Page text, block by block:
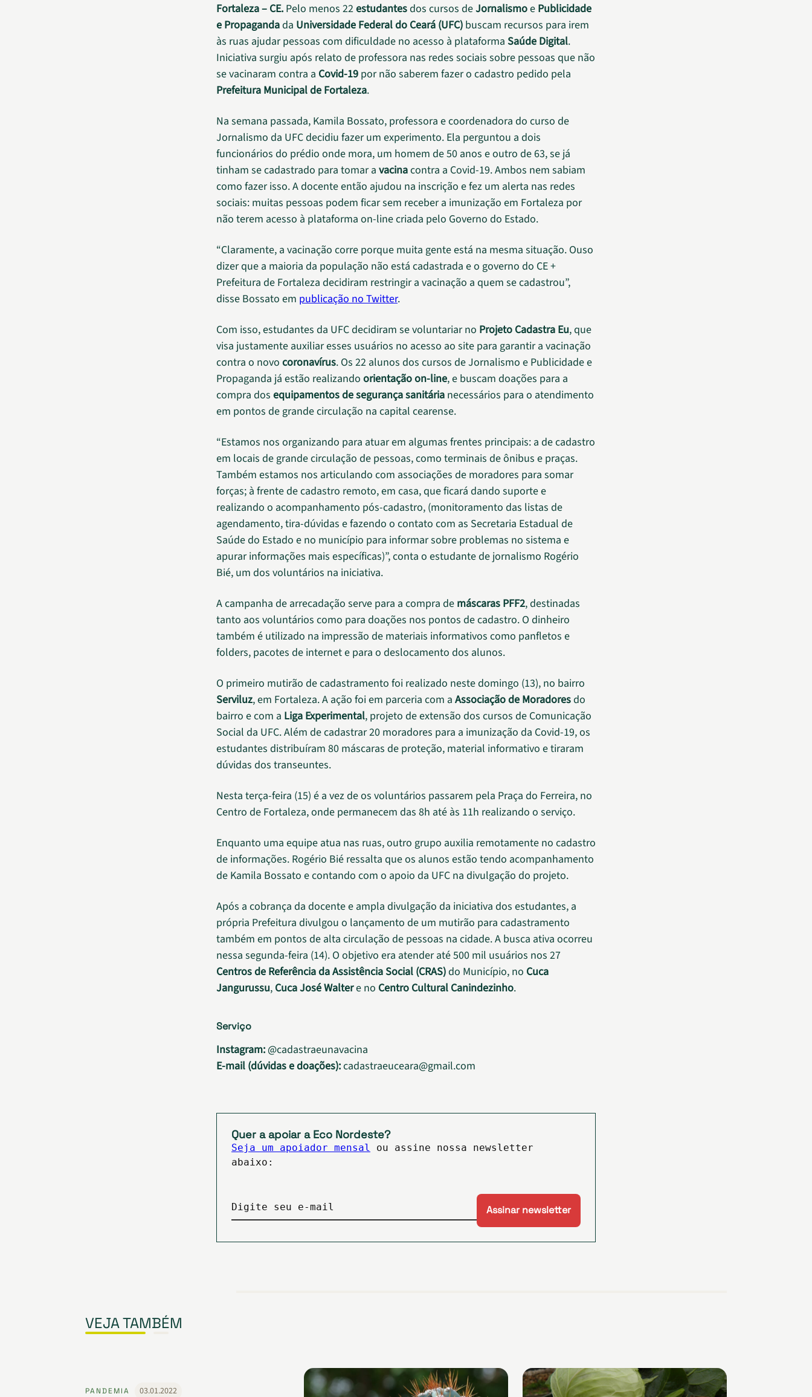
Fortaleza – CE. Pelo menos 22estudantesdos cursos deJornalismoe Publicidade
e Propagandada Universidade Federal do Ceará (UFC) buscam recursos para irem
às ruas ajudar pessoas com dificuldade no acesso à plataforma Saúde Digital.
Iniciativa surgiu após relato de professora nas redes sociais sobre pessoas que não
se vacinaram contra a Covid-19 por não saberem fazer o cadastro pedido pela
Prefeitura Municipal de Fortaleza.
Na semana passada, Kamila Bossato, professora e coordenadora do curso de
Jornalismo da UFC decidiu fazer um experimento. Ela perguntou a dois
funcionários do prédio onde mora, um homem de 50 anos e outro de 63, se já
tinham se cadastrado para tomar a vacinacontra a Covid-19. Ambos nem sabiam
como fazer isso. A docente então ajudou na inscrição e fez um alerta nas redes
sociais: muitas pessoas podem ficar sem receber a imunização em Fortaleza por
não terem acesso à plataforma on-line criada pelo Governo do Estado.
“Claramente, a vacinação corre porque muita gente está na mesma situação. Ouso
dizer que a maioria da população não está cadastrada e o governo do CE +
Prefeitura de Fortaleza decidiram restringir a vacinação a quem se cadastrou”,
disse Bossato em publicação no Twitter.
Com isso, estudantes da UFC decidiram se voluntariar no Projeto Cadastra Eu, que
visa justamente auxiliar esses usuários no acesso ao site para garantir a vacinação
contra o novo coronavírus. Os 22 alunos dos cursos de Jornalismo e Publicidade e
Propaganda já estão realizando orientação on-line, e buscam doações para a
compra dos equipamentos de segurança sanitária necessários para o atendimento
em pontos de grande circulação na capital cearense.
“Estamos nos organizando para atuar em algumas frentes principais: a de cadastro
em locais de grande circulação de pessoas, como terminais de ônibus e praças.
Também estamos nos articulando com associações de moradores para somar
forças; à frente de cadastro remoto, em casa, que ficará dando suporte e
realizando o acompanhamento pós-cadastro, (monitoramento das listas de
agendamento, tira-dúvidas e fazendo o contato com as Secretaria Estadual de
Saúde do Estado e no município para informar sobre problemas no sistema e
apurar informações mais específicas)”, conta o estudante de jornalismo Rogério
Bié, um dos voluntários na iniciativa.
A campanha de arrecadação serve para a compra de máscaras PFF2, destinadas
tanto aos voluntários como para doações nos pontos de cadastro. O dinheiro
também é utilizado na impressão de materiais informativos como panfletos e
folders, pacotes de internet e para o deslocamento dos alunos.
O primeiro mutirão de cadastramento foi realizado neste domingo (13), no bairro
Serviluz, em Fortaleza. A ação foi em parceria com a Associação de Moradoresdo
bairro e com a Liga Experimental, projeto de extensão dos cursos de Comunicação
Social da UFC. Além de cadastrar 20 moradores para a imunização da Covid-19, os
estudantes distribuíram 80 máscaras de proteção, material informativo e tiraram
dúvidas dos transeuntes.
Nesta terça-feira (15) é a vez de os voluntários passarem pela Praça do Ferreira, no
Centro de Fortaleza, onde permanecem das 8h até às 11h realizando o serviço.
Enquanto uma equipe atua nas ruas, outro grupo auxilia remotamente no cadastro
de informações. Rogério Bié ressalta que os alunos estão tendo acompanhamento
de Kamila Bossato e contando com o apoio da UFC na divulgação do projeto.
Após a cobrança da docente e ampla divulgação da iniciativa dos estudantes, a
própria Prefeitura divulgou o lançamento de um mutirão para cadastramento
também em pontos de alta circulação de pessoas na cidade. A busca ativa ocorreu
nessa segunda-feira (14). O objetivo era atender até 500 mil usuários nos 27
Centros de Referência da Assistência Social (CRAS)do Município, no Cuca
Jangurussu, Cuca José Waltere no Centro Cultural Canindezinho.
Serviço
Instagram: @cadastraeunavacina
E-mail (dúvidas e doações):cadastraeuceara@gmail.com
Quer a apoiar a Eco Nordeste?
Seja um apoiador mensal
ou assine nossa newsletter
abaixo:
Digite seu e-mail
VEJA TAMBÉM
PANDEMIA 03.01.2022